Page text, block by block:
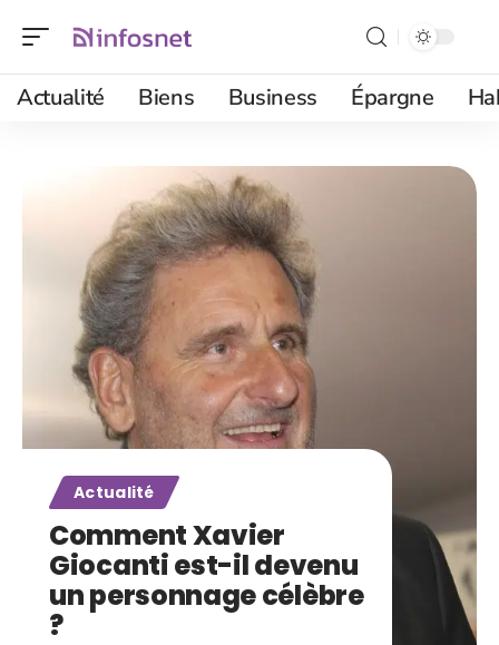
Actualité Biens Business Épargne
Actualité
Comment Xavier
Giocanti est-il devenu
un personnage célèbre
?